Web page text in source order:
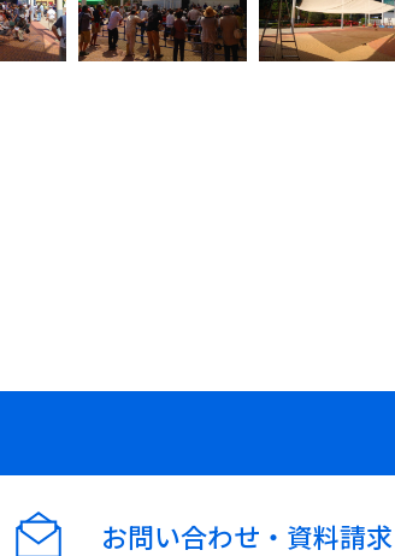
お問い合わせ・資料請求